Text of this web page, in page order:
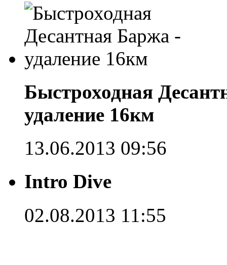
Быстроходная
удаление 16км
13.06.2013 09:56
Intro Dive
02.08.2013 11:55